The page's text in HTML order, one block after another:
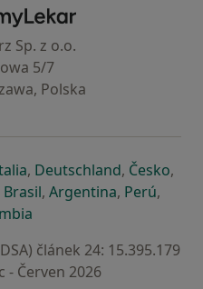
ZnamyLekar - Hlavní stránka
Sp. z o.o.
5/7
Polska
nové záložce
otevře v nové záložce
se otevře v nové záložce
, Deutschlandse otevře v
, Českose
,
záložce
v nové záložce
otevře v nové záložce
Brasilse otevře v nové
, Argentinase otevře v
, Perúse
,
článek 24: 15.395.179
- Červen 2026